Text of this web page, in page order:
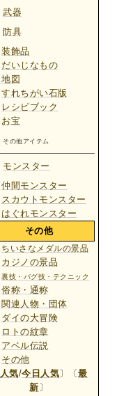
武器
防具
装飾品
だいじなもの
地図
すれちがい石版
レシピブック
お宝
その他アイテム
モンスター
仲間モンスター
スカウトモンスター
はぐれモンスター
その他
ちいさなメダルの景品
カジノの景品
裏技・バグ技・テクニック
俗称・通称
関連人物・団体
ダイの大冒険
ロトの紋章
アベル伝説
その他
人気/今日人気〕〔最
新 〕